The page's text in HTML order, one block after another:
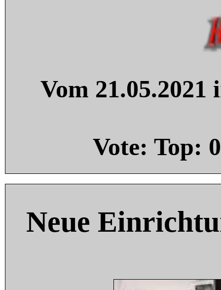
Vom
Vote: Top: 0
Neue